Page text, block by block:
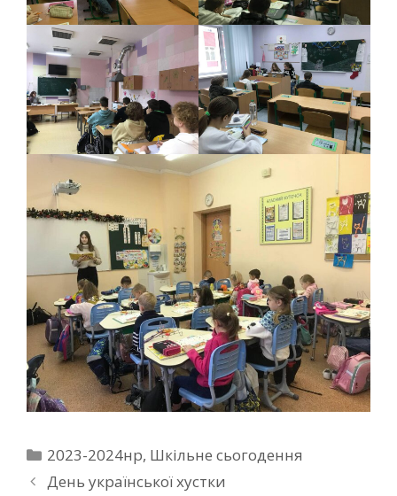
2023-2024нр, Шкільне сьогодення
День української хустки